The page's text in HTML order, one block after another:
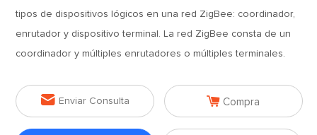
tipos de dispositivos lógicos en una red ZigBee: coordinador,
enrutador y dispositivo terminal. La red ZigBee consta de un
coordinador y múltiples enrutadores o múltiples terminales.
 Enviar Consulta  Compra